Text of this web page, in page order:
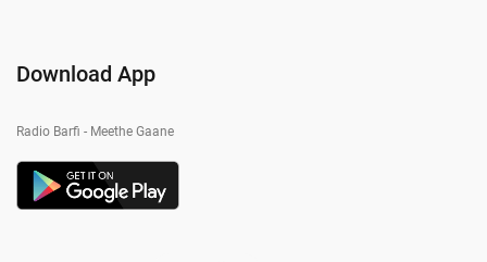
Download App
Radio Barfi - Meethe Gaane